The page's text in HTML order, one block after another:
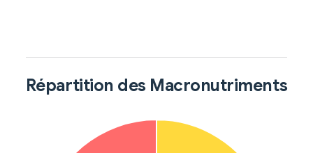
Répartition des Macronutriments